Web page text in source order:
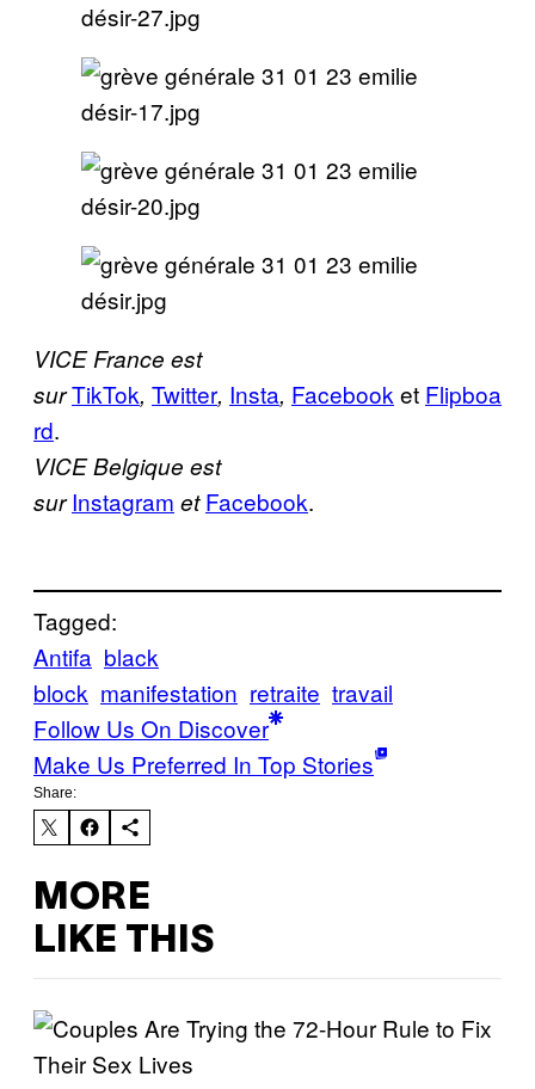
VICE France est
surTikTok, Twitter, Insta, Facebook et Flipboa
rd.
VICE Belgique est
sur Instagram et Facebook.
Tagged:
Antifa black
block manifestation retraite travail
Follow Us On Discover
Make Us Preferred In Top Stories
Share:
MORE
LIKE THIS